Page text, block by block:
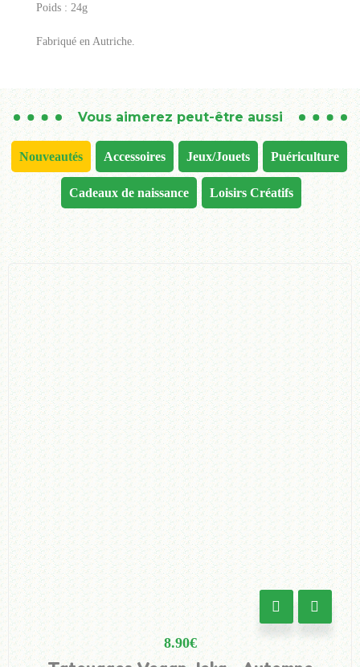
Poids : 24g
Fabriqué en Autriche.
Vous aimerez peut-être aussi
Nouveautés Accessoires Jeux/Jouets Puériculture
Cadeaux de naissance Loisirs Créatifs
8.90€